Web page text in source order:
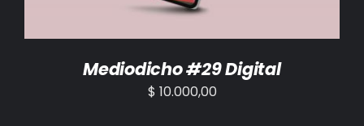
Mediodicho #29 Digital
$ 10.000,00